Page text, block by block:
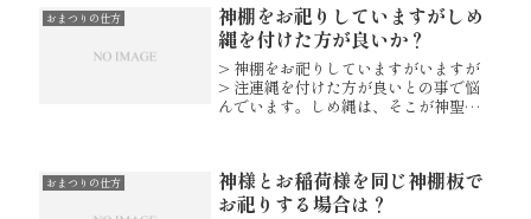
ただく方が良いかと存じます。お祀...
おまつりの仕方
神棚をお祀りしていますがしめ
縄を付けた方が良いか？
> 神棚をお祀りしていますがいますが
> 注連縄を付けた方が良いとの事で悩
んでいます。しめ縄は、そこが神聖な
我が家の神棚は壁面に直接設置す...
おまつりの仕方
神様とお稲荷様を同じ神棚板で
お祀りする場合は？